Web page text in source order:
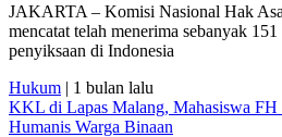
JAKARTA – Komisi Nasional Hak
mencatat telah menerima sebanyak
penyiksaan di Indonesia
Hukum | 1 bulan lalu
KKL di Lapas Malang, Mahasiswa FH
Humanis Warga Binaan